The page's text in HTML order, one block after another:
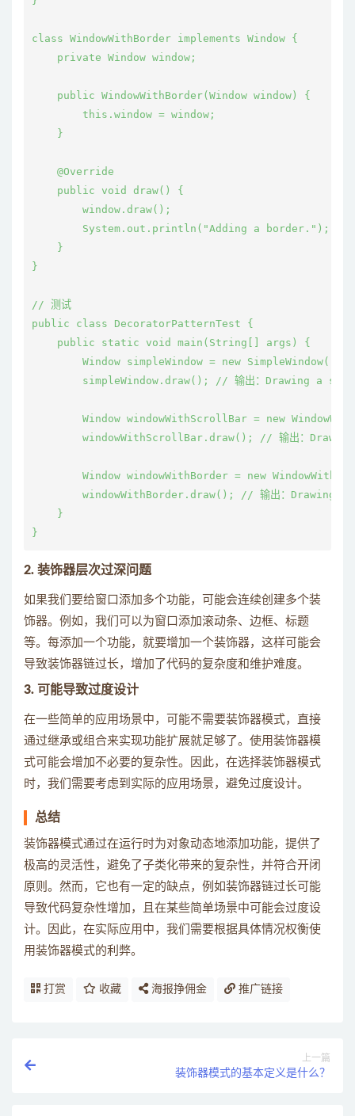
class WindowWithBorder implements Window {
    private Window window;
    public WindowWithBorder(Window window) {
        this.window = window;
    }
    @Override
    public void draw() {
        window.draw();
        System.out.println("Adding a border.");
    }
}
// 测试
public class DecoratorPatternTest {
    public static void main(String[] args) {
        Window simpleWindow = new SimpleWindow();
simpleWindow.draw(); // 输出：Drawing a
Window windowWithScrollBar = new
windowWithScrollBar.draw(); // 输出：
Window windowWithBorder = new
windowWithBorder.draw(); // 输出：Drawing
    }
2. 装饰器层次过深问题
如果我们要给窗口添加多个功能，可能会连续创建多个装
饰器。例如，我们可以为窗口添加滚动条、边框、标题
等。每添加一个功能，就要增加一个装饰器，这样可能会
导致装饰器链过长，增加了代码的复杂度和维护难度。
3. 可能导致过度设计
在一些简单的应用场景中，可能不需要装饰器模式，直接
通过继承或组合来实现功能扩展就足够了。使用装饰器模
式可能会增加不必要的复杂性。因此，在选择装饰器模式
时，我们需要考虑到实际的应用场景，避免过度设计。
总结
装饰器模式通过在运行时为对象动态地添加功能，提供了
极高的灵活性，避免了子类化带来的复杂性，并符合开闭
原则。然而，它也有一定的缺点，例如装饰器链过长可能
导致代码复杂性增加，且在某些简单场景中可能会过度设
计。因此，在实际应用中，我们需要根据具体情况权衡使
用装饰器模式的利弊。
打赏 收藏 海报挣佣金 推广链接
上一篇
装饰器模式的基本定义是什么？